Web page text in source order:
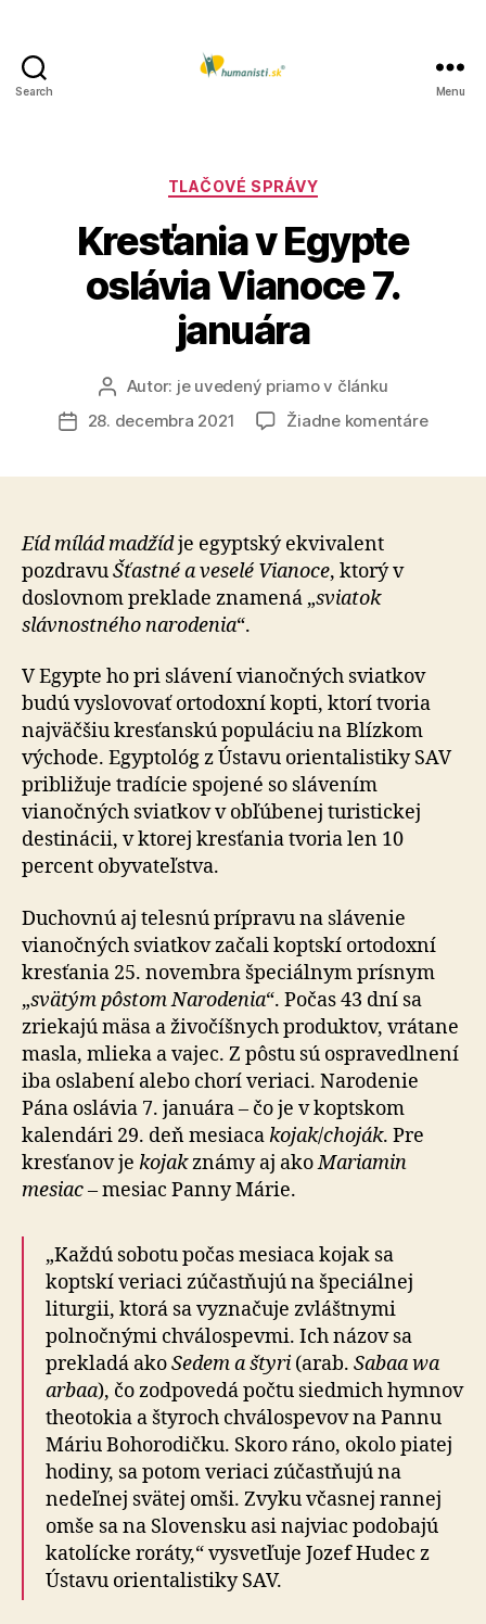
Search Menu
Kategórie
TLAČOVÉ SPRÁVY
Kresťania v Egypte
oslávia Vianoce 7.
januára
Autor
článku
Autor: je uvedený priamo v článku
Dátum
28. decembra 2021 Žiadne komentárena
Eíd mílád madžídje egyptský ekvivalent
pozdravuŠťastné a veselé Vianoce, ktorý v
doslovnom preklade znamená „sviatok
slávnostného narodenia“.
V Egypte ho pri slávení vianočných sviatkov
budú vyslovovať ortodoxní kopti, ktorí tvoria
najväčšiu kresťanskú populáciu na Blízkom
východe. Egyptológ z Ústavu orientalistiky SAV
približuje tradície spojené so slávením
vianočných sviatkov v obľúbenej turistickej
destinácii, v ktorej kresťania tvoria len 10
percent obyvateľstva.
Duchovnú aj telesnú prípravu na slávenie
vianočných sviatkov začali koptskí ortodoxní
kresťania 25. novembra špeciálnym prísnym
„svätým pôstom Narodenia“. Počas 43 dní sa
zriekajú mäsa a živočíšnych produktov, vrátane
masla, mlieka a vajec. Z pôstu sú ospravedlnení
iba oslabení alebo chorí veriaci. Narodenie
Pána oslávia 7. januára – čo je v koptskom
kalendári 29. deň mesiacakojak/choják. Pre
kresťanov je kojakznámy aj akoMariamin
mesiac– mesiac Panny Márie.
„Každú sobotu počas mesiaca kojak sa
koptskí veriaci zúčastňujú na špeciálnej
liturgii, ktorá sa vyznačuje zvláštnymi
polnočnými chválospevmi. Ich názov sa
prekladá akoSedem a štyri (arab. Sabaa wa
arbaa), čo zodpovedá počtu siedmich hymnov
theotokia a štyroch chválospevov na Pannu
Máriu Bohorodičku. Skoro ráno, okolo piatej
hodiny, sa potom veriaci zúčastňujú na
nedeľnej svätej omši. Zvyku včasnej rannej
omše sa na Slovensku asi najviac podobajú
katolícke roráty,“ vysvetľuje Jozef Hudec z
Ústavu orientalistiky SAV.